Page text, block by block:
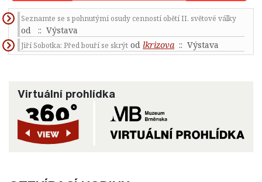
Seznamte se s pohnutými osudy cenností obětí II. světové války
od :: Výstava
Jiří Sobotka: Před bouří se skrýt od lkrizova :: Výstava
Virtuální prohlídka